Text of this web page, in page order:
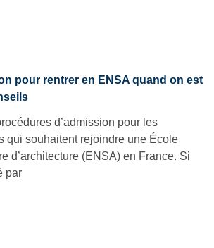
pour rentrer en ENSA quand on est
d’admission pour les
qui souhaitent rejoindre une École
d’architecture (ENSA) en France. Si
par